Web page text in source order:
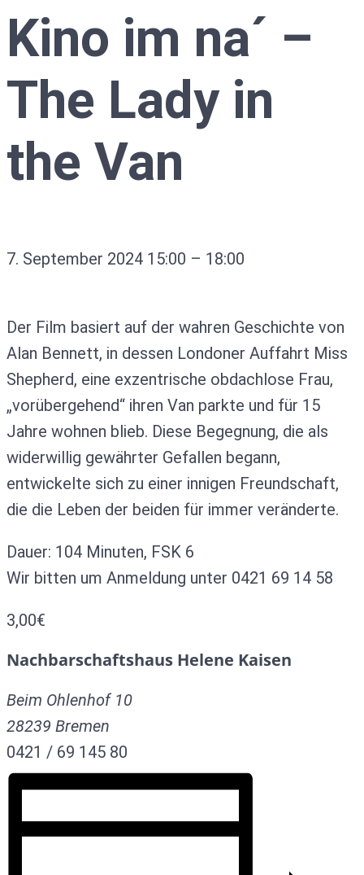
Kino im na´ –
The Lady in
the Van
7. September 2024 15:00 – 18:00
Der Film basiert auf der wahren Geschichte von
Alan Bennett, in dessen Londoner Auffahrt Miss
Shepherd, eine exzentrische obdachlose Frau,
„vorübergehend“ ihren Van parkte und für 15
Jahre wohnen blieb. Diese Begegnung, die als
widerwillig gewährter Gefallen begann,
entwickelte sich zu einer innigen Freundschaft,
die die Leben der beiden für immer veränderte.
Dauer: 104 Minuten, FSK 6
Wir bitten um Anmeldung unter 0421 69 14 58
3,00€
Nachbarschaftshaus Helene Kaisen
Beim Ohlenhof 10
28239 Bremen
0421 / 69 145 80